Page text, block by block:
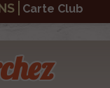
Carte Club